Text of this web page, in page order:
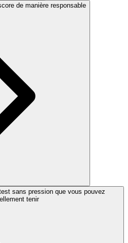
de manière responsable
sans pression que vous pouvez
tenir